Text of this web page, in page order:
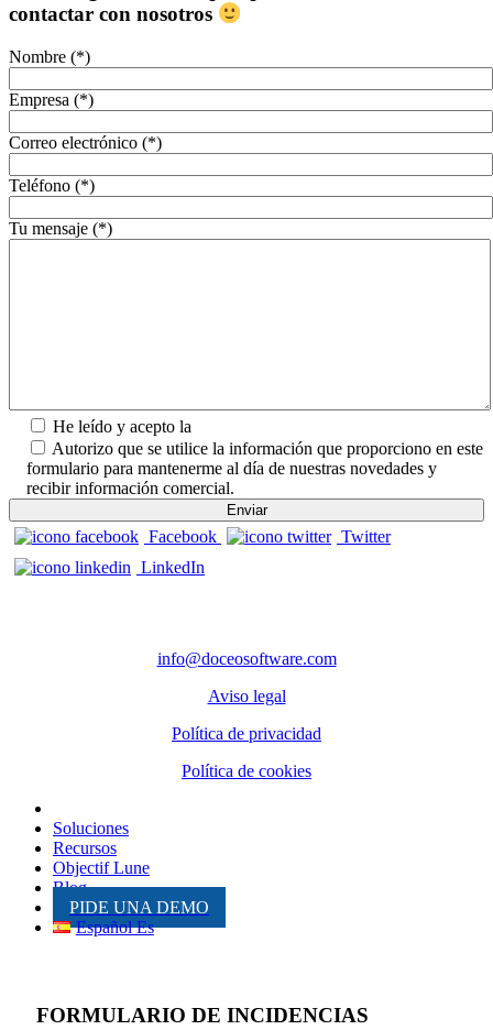
contactar con nosotros
Nombre (*)
Empresa (*)
Correo electrónico (*)
Teléfono (*)
Tu mensaje (*)
He leído y acepto la
Autorizo que se utilice la información que proporciono en este
formulario para mantenerme al día de nuestras novedades y
recibir información comercial.
Facebook
Twitter
LinkedIn
info@doceosoftware.com
Aviso legal
Política de privacidad
Política de cookies
Soluciones
Recursos
Objectif Lune
Blog
PIDE UNA DEMO
Español Es
FORMULARIO DE INCIDENCIAS